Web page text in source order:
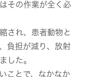
その作業が全く必
され、患者動物と
負担が減り、放射
した。
ことで、なかなか